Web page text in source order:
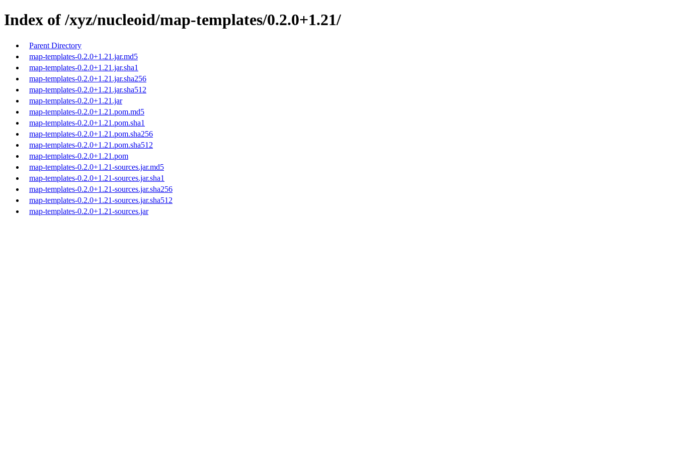
Index of /xyz/nucleoid/map-templates/0.2.0+1.21/
Parent Directory
map-templates-0.2.0+1.21.jar.md5
map-templates-0.2.0+1.21.jar.sha1
map-templates-0.2.0+1.21.jar.sha256
map-templates-0.2.0+1.21.jar.sha512
map-templates-0.2.0+1.21.jar
map-templates-0.2.0+1.21.pom.md5
map-templates-0.2.0+1.21.pom.sha1
map-templates-0.2.0+1.21.pom.sha256
map-templates-0.2.0+1.21.pom.sha512
map-templates-0.2.0+1.21.pom
map-templates-0.2.0+1.21-sources.jar.md5
map-templates-0.2.0+1.21-sources.jar.sha1
map-templates-0.2.0+1.21-sources.jar.sha256
map-templates-0.2.0+1.21-sources.jar.sha512
map-templates-0.2.0+1.21-sources.jar